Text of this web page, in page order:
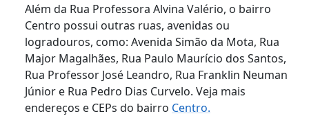
Além da Rua Professora Alvina Valério, o bairro
Centro possui outras ruas, avenidas ou
logradouros, como: Avenida Simão da Mota, Rua
Major Magalhães, Rua Paulo Maurício dos Santos,
Rua Professor José Leandro, Rua Franklin Neuman
Júnior e Rua Pedro Dias Curvelo. Veja mais
endereços e CEPs do bairro Centro.